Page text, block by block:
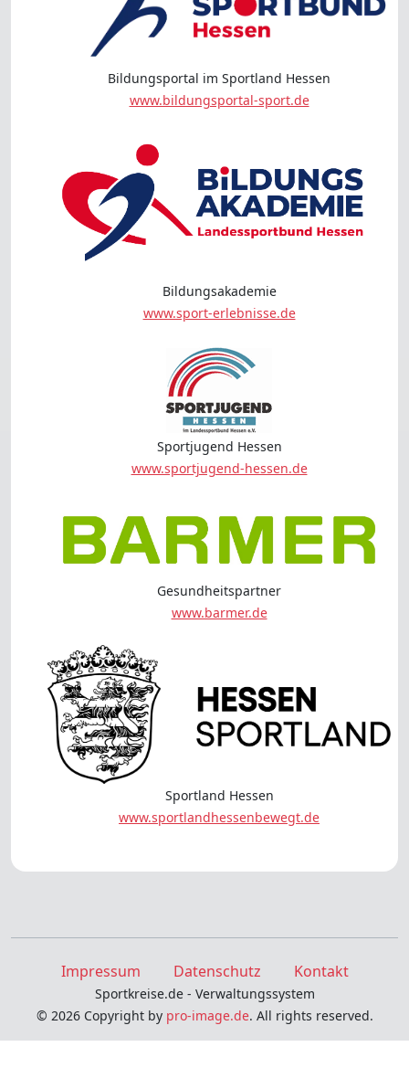
Bildungsportal im Sportland Hessen
www.bildungsportal-sport.de
Bildungsakademie
www.sport-erlebnisse.de
Sportjugend Hessen
www.sportjugend-hessen.de
Gesundheitspartner
www.barmer.de
Sportland Hessen
www.sportlandhessenbewegt.de
Impressum Datenschutz Kontakt
Sportkreise.de - Verwaltungssystem
© 2026 Copyright by pro-image.de. All rights reserved.